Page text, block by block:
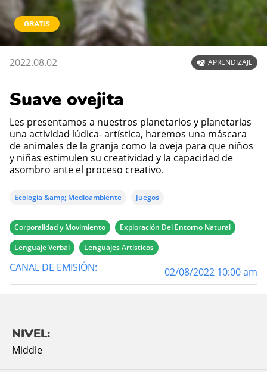
GRATIS
2022.08.02 APRENDIZAJE
Suave ovejita
Les presentamos a nuestros planetarios y planetarias
una actividad lúdica- artística, haremos una máscara
de animales de la granja como la oveja para que niños
y niñas estimulen su creatividad y la capacidad de
asombro ante el proceso creativo.
Ecología &amp; Medioambiente Juegos
Corporalidad y Movimiento
Exploración Del Entorno Natural
Lenguaje Verbal
Lenguajes Artísticos
CANAL DE EMISIÓN: 02/08/2022 10:00 am
NIVEL:
Middle